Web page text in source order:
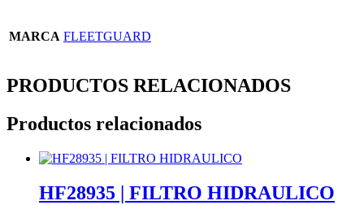
MARCA FLEETGUARD
PRODUCTOS RELACIONADOS
Productos relacionados
HF28935 | FILTRO HIDRAULICO